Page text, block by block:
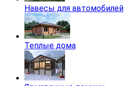
Навесы для автомобилей
Теплые дома